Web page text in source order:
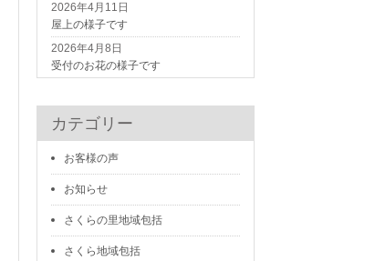
屋上の様子です
2026年4月11日
受付のお花の様子です
2026年4月8日
カテゴリー
お客様の声
お知らせ
さくらの里地域包括
さくら地域包括